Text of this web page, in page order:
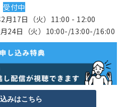
受付中
月17日（火）11:00 - 12:00
24日（火）10:00-/13:00-/16:00
みはこちら